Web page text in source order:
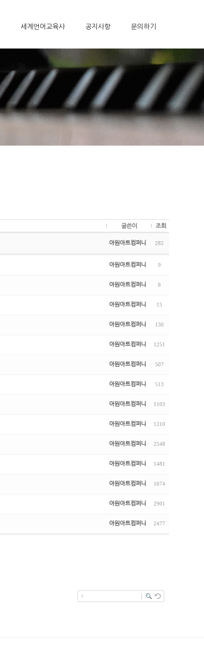
세계언어교육사 공지사항 문의하기
글쓴이 조회
아원아트컴퍼니 282
아원아트컴퍼니 9
아원아트컴퍼니 8
아원아트컴퍼니 15
아원아트컴퍼니 130
아원아트컴퍼니 1251
아원아트컴퍼니 507
아원아트컴퍼니 513
아원아트컴퍼니 1103
아원아트컴퍼니 1210
아원아트컴퍼니 2548
아원아트컴퍼니 1481
아원아트컴퍼니 1674
아원아트컴퍼니 2901
아원아트컴퍼니 2477